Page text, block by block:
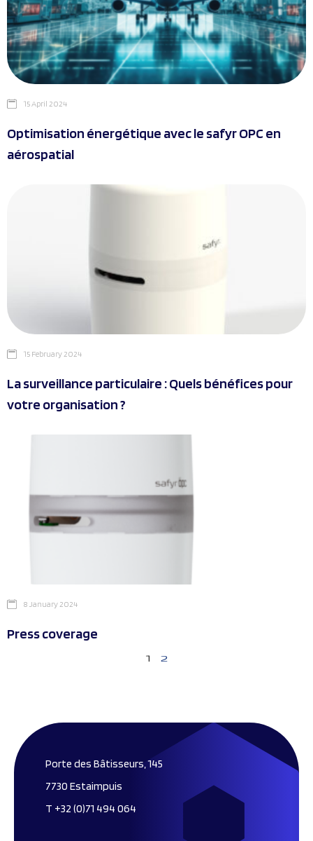
Optimisation énergétique avec le safyr OPC en
aérospatial
15 April 2024
La surveillance particulaire : Quels bénéfices pour
votre organisation ?
15 February 2024
Press coverage
8 January 2024
1 2
Porte des Bâtisseurs, 145
7730 Estaimpuis
T +32 (0)71 494 064